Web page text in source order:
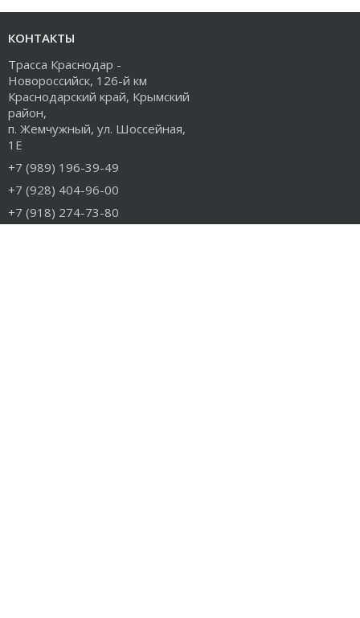
КОНТАКТЫ
Трасса Краснодар -
Новороссийск, 126-й км
Краснодарский край, Крымский
район,
п. Жемчужный, ул. Шоссейная,
1Е
+7 (989) 196-39-49
+7 (928) 404-96-00
+7 (918) 274-73-80